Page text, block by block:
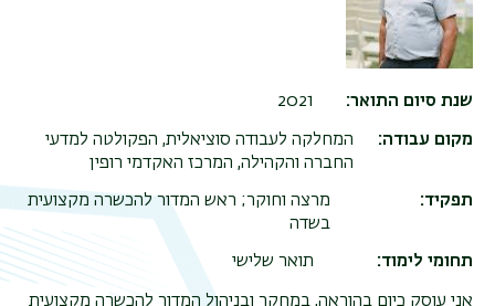
שנת סיום התואר 2021
מקום עבודה
המחלקה לעבודה סוציאלית, הפקולטה למדעי
החברה והקהילה, המרכז האקדמי רופין
תפקיד
מרצה וחוקר; ראש המדור להכשרה מקצועית
בשדה
תחומי לימוד תואר שלישי
אני עוסק כיום בהוראה, במחקר ובניהול המדור להכשרה מקצועית